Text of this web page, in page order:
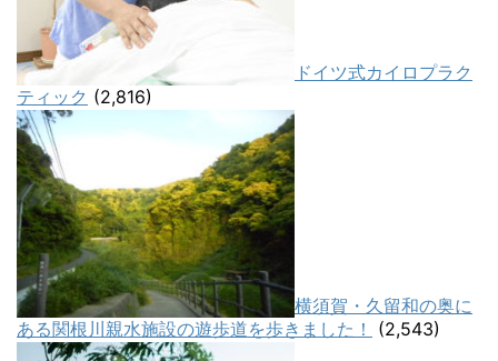
ドイツ式カイロプラク
ティック (2,816)
横須賀・久留和の奥に
ある関根川親水施設の遊歩道を歩きました！
(2,543)